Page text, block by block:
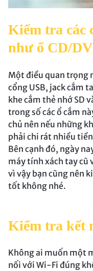
Kiểm tra các
như ổ CD/
Một điều quan trọng
cổng USB, jack cắm
khe cắm thẻ nhớ SD
trong số các ổ cắm
chủ nên nếu những
phải chi rát nhiều
Bên cạnh đó, ngày
máy tính xách tay cũ
vì vậy bạn cũng nên
tốt không nhé.
Kiểm tra kết
Không ai muốn một
nối với Wi-Fi đúng